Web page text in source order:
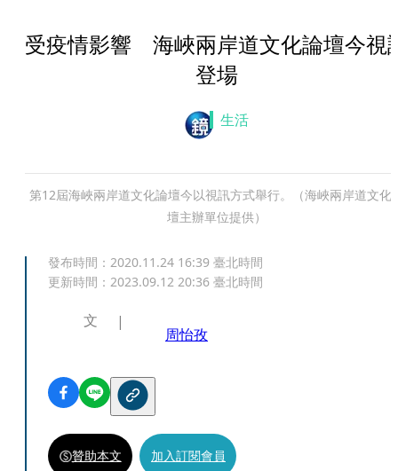
受疫情影響 海峽兩岸道文化論壇今視
登場
生活
第12屆海峽兩岸道文化論壇今以視訊方式舉行。（海峽兩岸道文化
壇主辦單位提供）
發布時間： 2020.11.24 16:39 臺北時間
更新時間： 2023.09.12 20:36 臺北時間
文
周怡孜
贊助本文 加入訂閱會員